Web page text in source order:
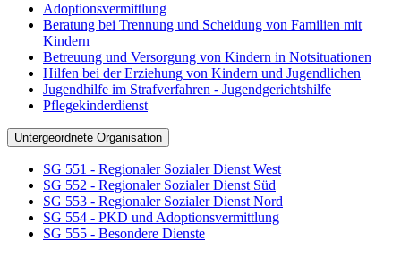
Adoptionsvermittlung
Beratung bei Trennung und Scheidung von Familien mit
Kindern
Betreuung und Versorgung von Kindern in Notsituationen
Hilfen bei der Erziehung von Kindern und Jugendlichen
Jugendhilfe im Strafverfahren - Jugendgerichtshilfe
Pflegekinderdienst
Untergeordnete Organisation
SG 551 - Regionaler Sozialer Dienst West
SG 552 - Regionaler Sozialer Dienst Süd
SG 553 - Regionaler Sozialer Dienst Nord
SG 554 - PKD und Adoptionsvermittlung
SG 555 - Besondere Dienste